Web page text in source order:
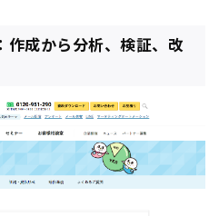
成から分析、検証、改